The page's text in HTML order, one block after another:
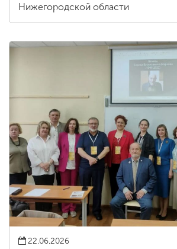
Нижегородской области
22.06.2026